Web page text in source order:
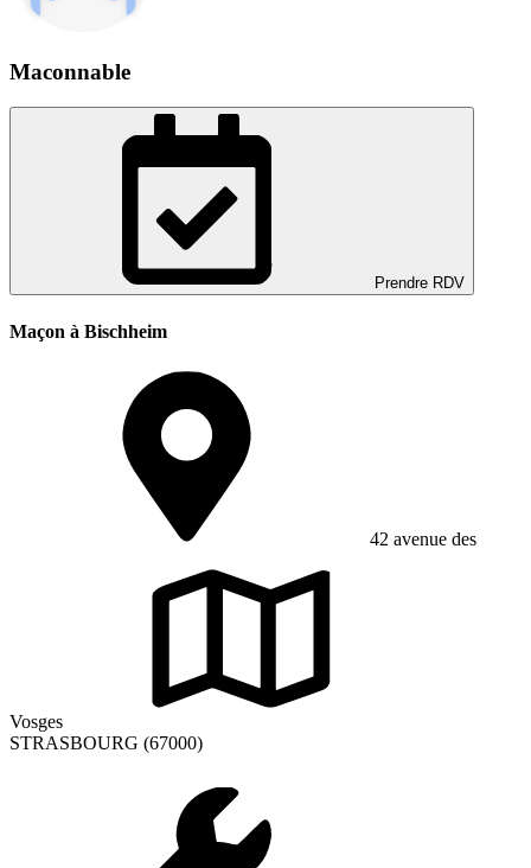
Maconnable
Prendre RDV
Maçon à Bischheim
42 avenue des
Vosges
STRASBOURG (67000)